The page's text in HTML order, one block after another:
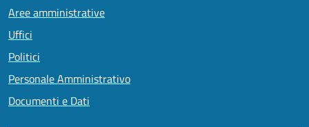
Aree amministrative
Uffici
Politici
Personale Amministrativo
Documenti e Dati